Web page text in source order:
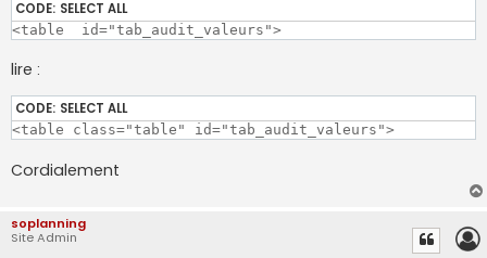
CODE: SELECT ALL
<table  id="tab_audit_valeurs">
lire :
CODE: SELECT ALL
<table class="table" id="tab_audit_valeurs">
Cordialement
soplanning
Site Admin